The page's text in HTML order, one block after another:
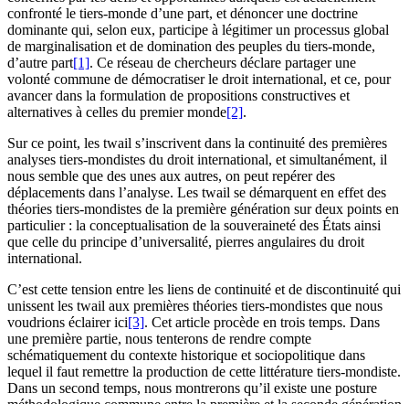
confronté le tiers-monde d’une part, et dénoncer une doctrine
dominante qui, selon eux, participe à légitimer un processus global
de marginalisation et de domination des peuples du tiers-monde,
d’autre part[1]. Ce réseau de chercheurs déclare partager une
volonté commune de démocratiser le droit international, et ce, pour
avancer dans la formulation de propositions constructives et
alternatives à celles du premier monde[2].
Sur ce point, les twail s’inscrivent dans la continuité des premières
analyses tiers-mondistes du droit international, et simultanément, il
nous semble que des unes aux autres, on peut repérer des
déplacements dans l’analyse. Les twail se démarquent en effet des
théories tiers-mondistes de la première génération sur deux points en
particulier : la conceptualisation de la souveraineté des États ainsi
que celle du principe d’universalité, pierres angulaires du droit
international.
C’est cette tension entre les liens de continuité et de discontinuité qui
unissent les twail aux premières théories tiers-mondistes que nous
voudrions éclairer ici[3]. Cet article procède en trois temps. Dans
une première partie, nous tenterons de rendre compte
schématiquement du contexte historique et sociopolitique dans
lequel il faut remettre la production de cette littérature tiers-mondiste.
Dans un second temps, nous montrerons qu’il existe une posture